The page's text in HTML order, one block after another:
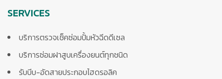
SERVICES
บริการตรวจเช็คซ่อมปั้มหัวฉีดดีเซล
บริการซ่อมฝาสูบเครื่องยนต์ทุกชนิด
รับบีบ-อัดสายประกอบไฮดรอลิค